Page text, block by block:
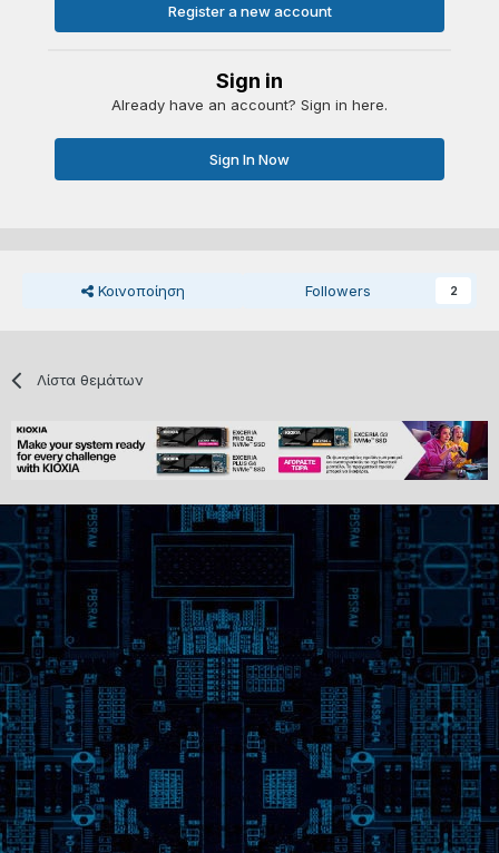
Register a new account
Sign in
Already have an account? Sign in here.
Sign In Now
Κοινοποίηση Followers 2
Λίστα θεμάτων